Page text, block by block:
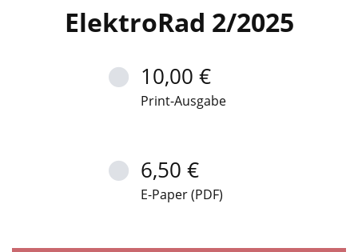
ElektroRad 2/2025
10,00 €
Print-Ausgabe
6,50 €
E-Paper (PDF)